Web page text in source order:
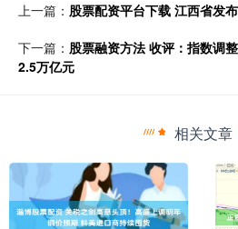
上一篇： 股票配资平台下载 江西省发
下一篇： 股票融资方法 收评：指数调
2.5万亿元
相关文章